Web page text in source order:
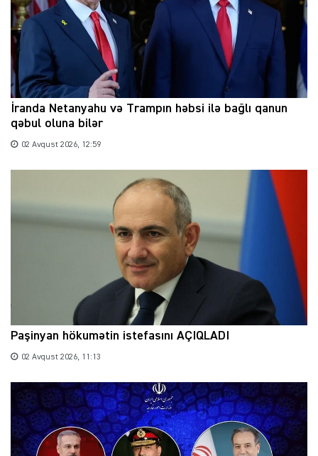
İranda Netanyahu və Trampın həbsi ilə bağlı qanun
qəbul oluna bilər
02 Avqust 2026, 12:59
Paşinyan hökumətin istefasını AÇIQLADI
02 Avqust 2026, 11:13